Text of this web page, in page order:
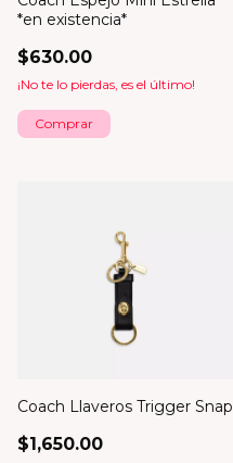
*en existencia*
$630.00
¡No te lo pierdas, es el último!
Coach Llaveros Trigger Snap
$1,650.00